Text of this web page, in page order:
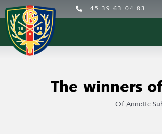
+ 45 39 63 04 83
The winners
Of Annette